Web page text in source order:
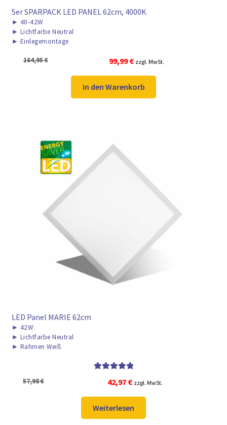
5er SPARPACK LED PANEL 62cm, 4000K
► 40-42W
► Lichtfarbe Neutral
► Einlegemontage
164,95€
Ursprünglicher
Preis
war:
164,95 €
99,99€Aktueller
Preis
ist:
99,99 €.
zzgl. MwSt.
In den Warenkorb
LED Panel MARIE 62cm
► 42W
► Lichtfarbe Neutral
► Rahmen Weiß
von 5
57,98€
Ursprünglicher
war:
57,98 €
42,97 €Aktueller
ist:
42,97 €.
zzgl. MwSt.
Weiterlesen